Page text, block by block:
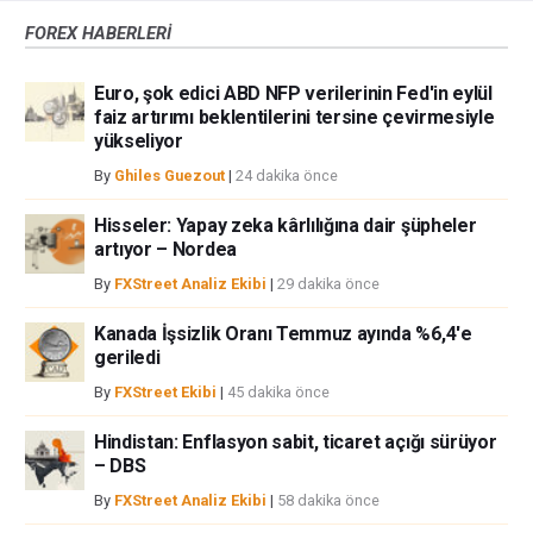
bir alan olmayabilir. Diğer finansal araçlar içinden döviz ticaretini tercih
iştahınızı dikkatlice gözden geçiriniz. FXStreet’de ifade edilen görüşler
bireysel yazarlara aittir, fxstreet.com veya yönetimin görüşlerini ifade
etmemektedir. Bilgilerde hatalar yada eksikler bulunabilir. FXStreet
bağımsız yazarların görüşlerini doğrulamak zorunda değildir.
FXStreet’de verilen herhangi bir görüş, haber, araştırma, analiz, fiyatlar
veya fxstreet.comtarafından bu sitede yayınlanan bilgiler çalışanlar,
ortaklar yada katkıda bulunanlar tarafından genel piyasa yorumu olarak
verilmiştir ve yatırım danışmanlığı teşkil etmemektedir. FXStreet bu tür
çıkabilecek herhangi bir kar kaybı herhangi bir sınırlama olmaksızın
herhangi bir kayıp ya da hasar için sorumluluk kabul etmemektedir.
FOREX HABERLERİ
Euro, şok edici ABD NFP verilerinin Fed'in eylül
faiz artırımı beklentilerini tersine çevirmesiyle
yükseliyor
By Ghiles Guezout | 24 dakika önce
Hisseler: Yapay zeka kârlılığına dair şüpheler
artıyor – Nordea
By FXStreet Analiz Ekibi | 29 dakika önce
Kanada İşsizlik Oranı Temmuz ayında %6,4'e
geriledi
By FXStreet Ekibi | 45 dakika önce
Hindistan: Enflasyon sabit, ticaret açığı sürüyor
– DBS
By FXStreet Analiz Ekibi | 58 dakika önce